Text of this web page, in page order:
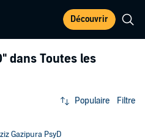
Découvrir
dans Toutes les
Populaire Filtre
Gazipura PsyD